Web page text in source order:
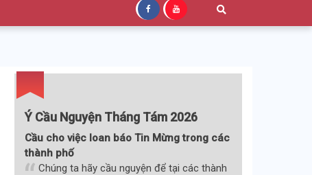
Ý Cầu Nguyện Tháng Tám 2026
Cầu cho việc loan báo Tin Mừng trong các
thành phố
Chúng ta hãy cầu nguyện để tại các thành